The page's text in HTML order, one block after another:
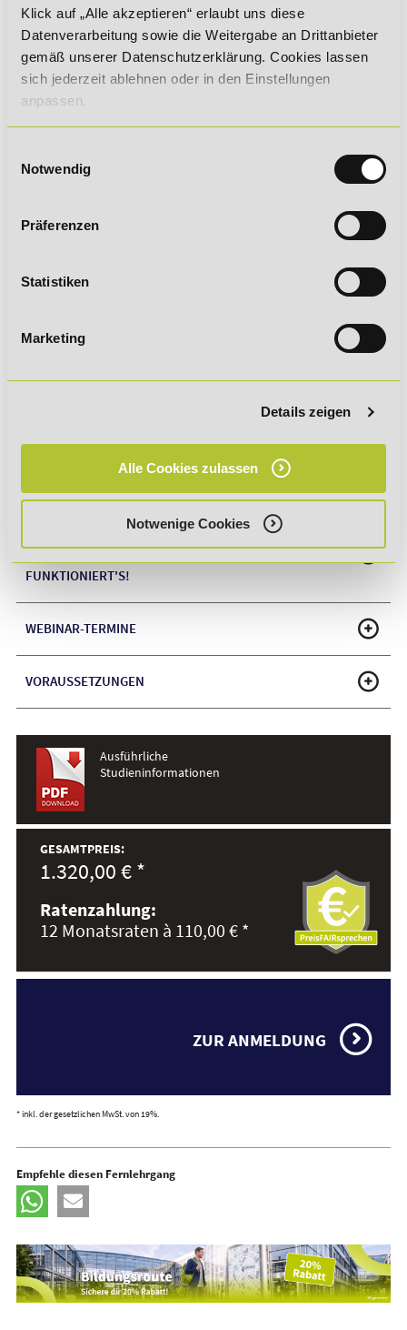
Klick auf „Alle akzeptieren“ erlaubt uns diese
Datenverarbeitung sowie die Weitergabe an Drittanbieter
gemäß unserer Datenschutzerklärung. Cookies lassen
sich jederzeit ablehnen oder in den Einstellungen
anpassen.
Notwendig
Präferenzen
Statistiken
Marketing
Details zeigen
Alle Cookies zulassen
Notwenige Cookies
DEINE VORTEILE DURCH DIE AUSBILDUNG ALS
KAUFMANN / -FRAU FÜR BÜROMANAGEMENT
EMPFOHLENE WEITERBILDUNGEN
DEIN ZERTIFIKAT
Türen öffnen kann:
Abschluss auf DQR-Niveau 4 (nach Bestehen der IHK-
VERKÜRZTES HOCHSCHULSTUDIUM - SO
FUNKTIONIERT'S!
WEBINAR-TERMINE
VORAUSSETZUNGEN
Ausführliche
Studieninformationen
GESAMTPREIS:
1.320,00 € *
Ratenzahlung:
12 Monatsraten à 110,00 € *
ZUR ANMELDUNG
* inkl. der gesetzlichen MwSt. von 19%.
Empfehle diesen Fernlehrgang